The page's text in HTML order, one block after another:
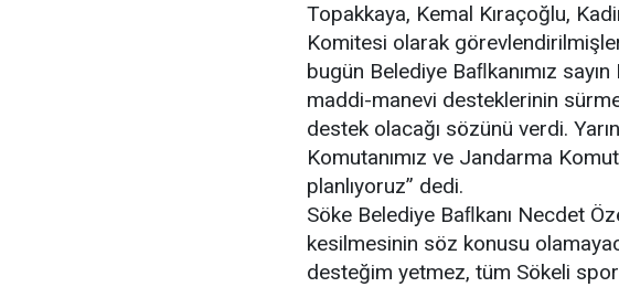
Topakkaya, Kemal Kıraçoğlu,
Komitesi olarak
bugün Belediye Baﬂkanımız
maddi-manevi desteklerinin
destek olacağı sözünü verdi.
Komutanımız ve Jandarma
planlıyoruz” dedi.
Söke Belediye Baﬂkanı Necdet
kesilmesinin söz konusu
desteğim yetmez, tüm Sökeli